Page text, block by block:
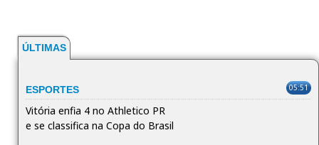
ÚLTIMAS
ESPORTES 05:51
Vitória enfia 4 no Athletico PR
e se classifica na Copa do Brasil